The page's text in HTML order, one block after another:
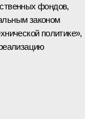
фондов,
законом
политике»,